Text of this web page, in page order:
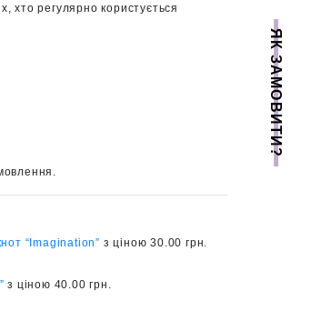
ЯК ЗАМОВИТИ?
хто регулярно користується
“Imagination” з ціною 30.00 грн.
з ціною 40.00 грн.